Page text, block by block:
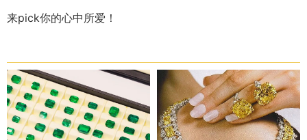
来pick你的心中所爱！